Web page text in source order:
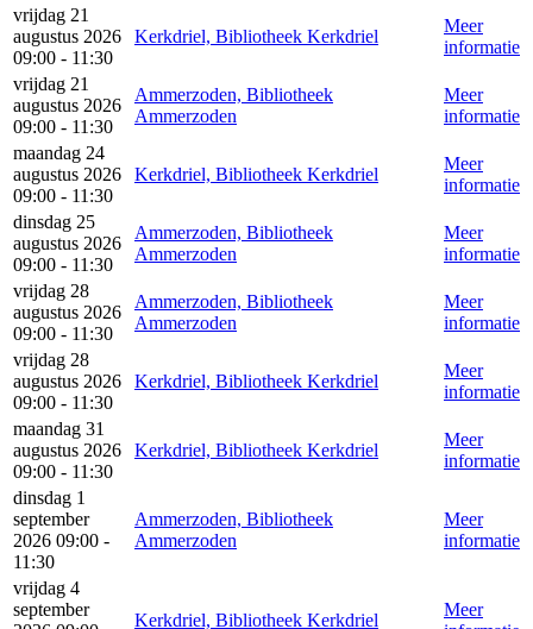
vrijdag 21
augustus 2026
09:00 - 11:30
Kerkdriel, Bibliotheek Kerkdriel
Meer
informatie
vrijdag 21
augustus 2026
09:00 - 11:30
Ammerzoden, Bibliotheek
Ammerzoden
Meer
informatie
maandag 24
augustus 2026
09:00 - 11:30
Kerkdriel, Bibliotheek Kerkdriel
Meer
informatie
dinsdag 25
augustus 2026
09:00 - 11:30
Ammerzoden, Bibliotheek
Ammerzoden
Meer
informatie
vrijdag 28
augustus 2026
09:00 - 11:30
Ammerzoden, Bibliotheek
Ammerzoden
Meer
informatie
vrijdag 28
augustus 2026
09:00 - 11:30
Kerkdriel, Bibliotheek Kerkdriel
Meer
informatie
maandag 31
augustus 2026
09:00 - 11:30
Kerkdriel, Bibliotheek Kerkdriel
Meer
informatie
dinsdag 1
september
2026 09:00 -
11:30
Ammerzoden, Bibliotheek
Ammerzoden
Meer
informatie
vrijdag 4
september
Kerkdriel, Bibliotheek Kerkdriel
Meer